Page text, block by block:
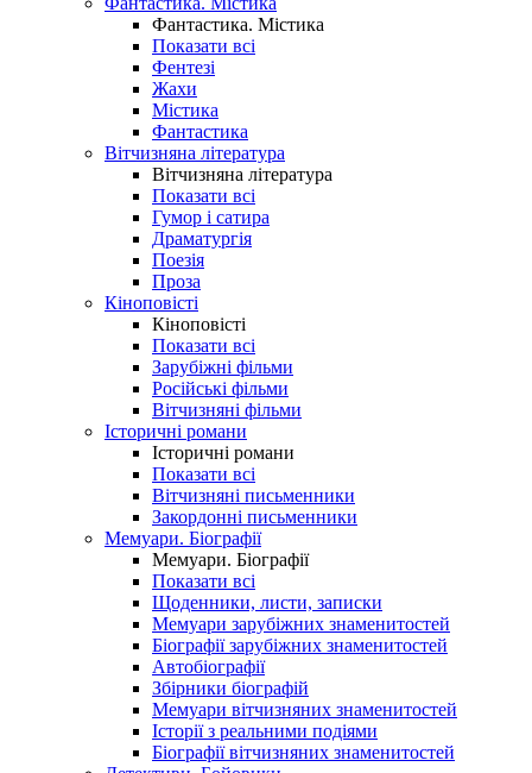
Фантастика. Містика
Показати всі
Фентезі
Жахи
Містика
Фантастика
Вітчизняна література
Вітчизняна література
Показати всі
Гумор і сатира
Драматургія
Поезія
Проза
Кіноповісті
Кіноповісті
Показати всі
Зарубіжні фільми
Російські фільми
Вітчизняні фільми
Історичні романи
Історичні романи
Показати всі
Вітчизняні письменники
Закордонні письменники
Мемуари. Біографії
Мемуари. Біографії
Показати всі
Щоденники, листи, записки
Мемуари зарубіжних знаменитостей
Біографії зарубіжних знаменитостей
Автобіографії
Збірники біографій
Мемуари вітчизняних знаменитостей
Історії з реальними подіями
Біографії вітчизняних знаменитостей